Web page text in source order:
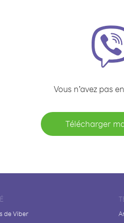
Vous n’avez pas
Télécharger
de Viber